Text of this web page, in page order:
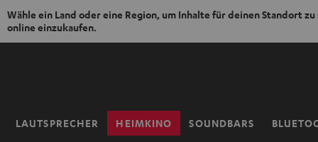
Wähle ein Land oder eine Region, um Inhalte für deinen Standort zu
online einzukaufen.
ZUM
LAUTSPRECHER HEIMKINO SOUNDBARS
Startseite